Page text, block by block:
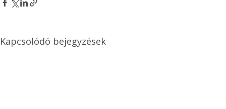
Kapcsolódó bejegyzések